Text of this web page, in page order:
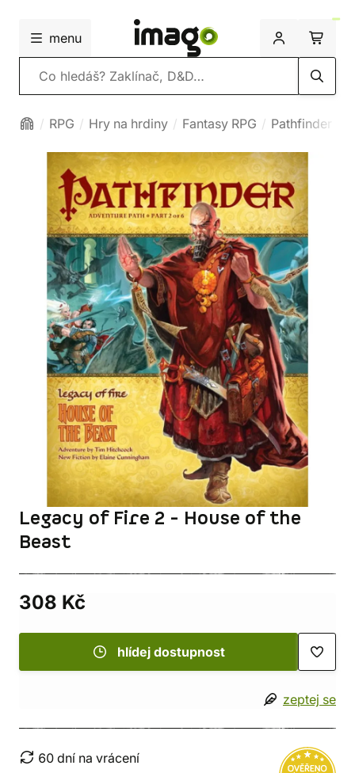
menu
Vyhledávání
RPG Hry na hrdiny Fantasy RPG Pathfinder 2e
Legacy of Fire 2 - House of the
Beast
308 Kč
hlídej dostupnost
zeptej se
60 dní na vrácení